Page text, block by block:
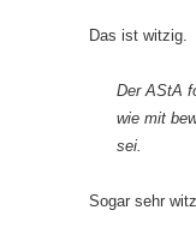
Das ist witzig.
Der AStA
wie mit
sei.
Sogar sehr